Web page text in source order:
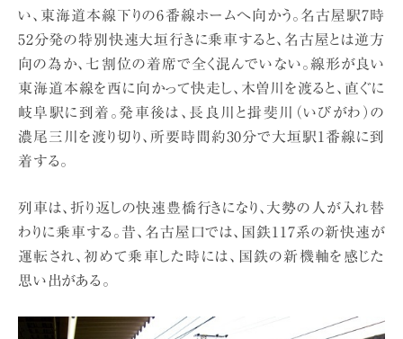
い、東海道本線下りの6番線ホームへ向かう。名古屋駅7時
52分発の特別快速大垣行きに乗車すると、名古屋とは逆方
向の為か、七割位の着席で全く混んでいない。線形が良い
東海道本線を西に向かって快走し、木曽川を渡ると、直ぐに
岐阜駅に到着。発車後は、長良川と揖斐川（いびがわ）の
濃尾三川を渡り切り、所要時間約30分で大垣駅1番線に到
着する。
列車は、折り返しの快速豊橋行きになり、大勢の人が入れ替
わりに乗車する。昔、名古屋口では、国鉄117系の新快速が
運転され、初めて乗車した時には、国鉄の新機軸を感じた
思い出がある。